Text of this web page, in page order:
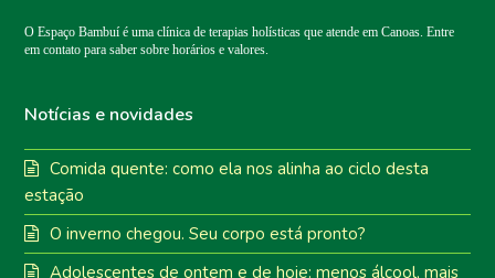
O Espaço Bambuí é uma clínica de terapias holísticas que atende em Canoas. Entre
em contato para saber sobre horários e valores.
Notícias e novidades
Comida quente: como ela nos alinha ao ciclo desta
estação
O inverno chegou. Seu corpo está pronto?
Adolescentes de ontem e de hoje: menos álcool, mais